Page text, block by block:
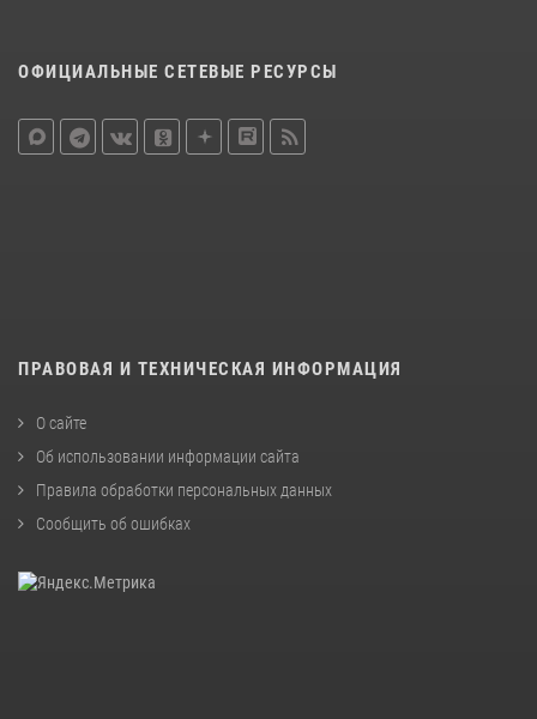
ОФИЦИАЛЬНЫЕ СЕТЕВЫЕ РЕСУРСЫ
ПРАВОВАЯ И ТЕХНИЧЕСКАЯ ИНФОРМАЦИЯ
О сайте
Об использовании информации сайта
Правила обработки персональных данных
Сообщить об ошибках